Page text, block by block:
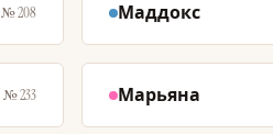
№ 208 Маддокс
№ 233 Марьяна